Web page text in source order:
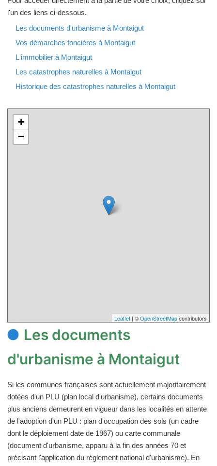
l'un des liens ci-dessous.
Les documents d'urbanisme à Montaigut
Vos démarches foncières à Montaigut
L'immobilier à Montaigut
Les catastrophes naturelles à Montaigut
Historique des catastrophes naturelles à Montaigut
+
−
Leaflet | ©OpenStreetMapcontributors
Les documents
d'urbanisme à Montaigut
Si les communes françaises sont actuellement majoritairement
dotées d'un PLU (plan local d'urbanisme), certains documents
plus anciens demeurent en vigueur dans les localités en attente
de l'adoption d'un PLU : plan d'occupation des sols (un cadre
dont le déploiement date de 1967) ou carte communale
(document d'urbanisme, apparu à la fin des années 70 et
précisant l'application du règlement national d'urbanisme). En